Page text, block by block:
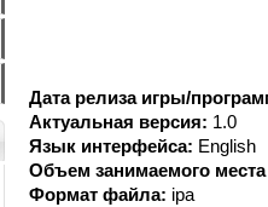
Дата релиза игры/
Актуальная версия: 1.0
Язык интерфейса: English
Объем занимаемого
Формат файла: ipa